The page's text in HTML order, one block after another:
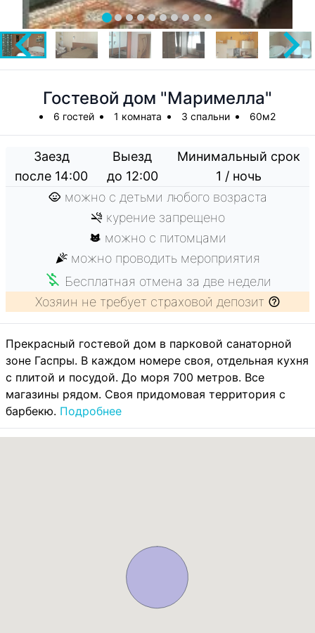
Гостевой дом "Маримелла"
6 гостей 1 комната 3 спальни 60м2
Заезд
после 14:00
Выезд
до 12:00
Минимальный срок
1 / ночь
можно с детьми любого возраста
курение запрещено
можно с питомцами
можно проводить мероприятия
Бесплатная отмена за две недели
Хозяин не требует страховой депозит
Прекрасный гостевой дом в парковой санаторной
зоне Гаспры. В каждом номере своя, отдельная кухня
с плитой и посудой. До моря 700 метров. Все
магазины рядом. Своя придомовая территория с
барбекю. Подробнее